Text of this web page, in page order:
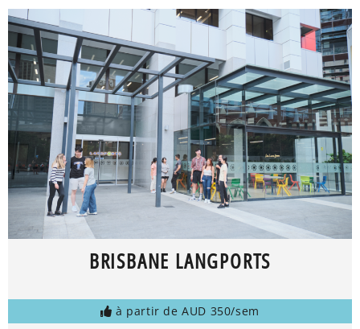
BRISBANE LANGPORTS
à partir de AUD 350/sem